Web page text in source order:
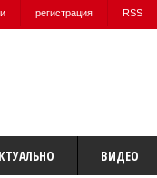
регистрация RSS
ВИДЕО